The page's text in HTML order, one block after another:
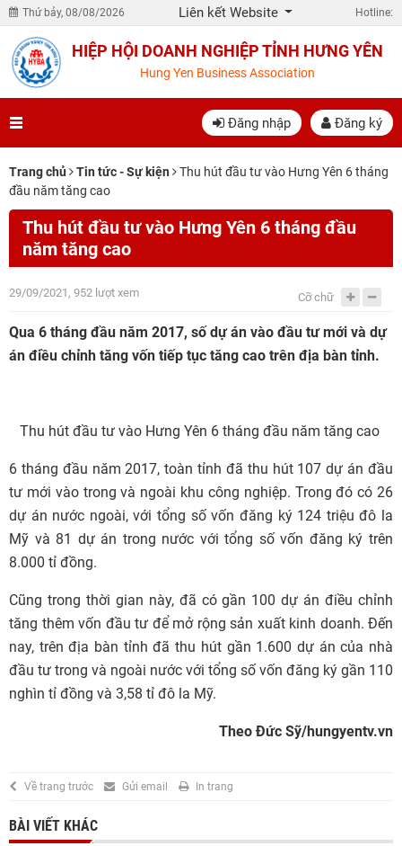
Thứ bảy, 08/08/2026 Liên kết Website Hotline:
HIỆP HỘI DOANH NGHIỆP TỈNH HƯNG YÊN
Hung Yen Business Association
Đăng nhập Đăng ký
Trang chủ Tin tức - Sự kiện
Thu hút đầu tư vào Hưng Yên 6 tháng
đầu năm tăng cao
Thu hút đầu tư vào Hưng Yên 6 tháng đầu
năm tăng cao
29/09/2021, 952 lượt xem Cỡ chữ
Qua 6 tháng đầu năm 2017, số dự án vào đầu tư mới và dự
án điều chỉnh tăng vốn tiếp tục tăng cao trên địa bàn tỉnh.
Thu hút đầu tư vào Hưng Yên 6 tháng đầu năm tăng cao
6 tháng đầu năm 2017, toàn tỉnh đã thu hút 107 dự án đầu
tư mới vào trong và ngoài khu công nghiệp. Trong đó có 26
dự án nước ngoài, với tổng số vốn đăng ký 124 triệu đô la
Mỹ và 81 dự án trong nước với tổng số vốn đăng ký trên
8.000 tỉ đồng.
Cũng trong thời gian này, đã có gần 100 dự án điều chỉnh
tăng thêm vốn đầu tư để mở rộng sản xuất kinh doanh. Đến
nay, trên địa bàn tỉnh đã thu hút gần 1.600 dự án của nhà
đầu tư trong và ngoài nước với tổng số vốn đăng ký gần 110
nghìn tỉ đồng và 3,58 tỉ đô la Mỹ.
Theo Đức Sỹ/hungyentv.vn
Về trang trước Gửi email In trang
BÀI VIẾT KHÁC